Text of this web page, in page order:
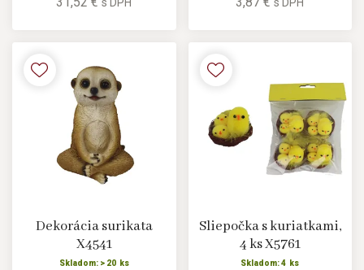
s DPH s DPH
Dekorácia surikata
X4541
Skladom: > 20 ks
Sliepočka s kuriatkami,
4 ks X5761
Skladom: 4 ks